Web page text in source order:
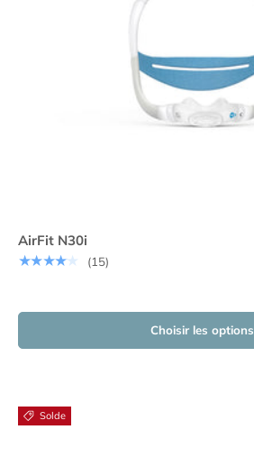
AirFit N30i
★★★★★
(15)
Choisir les options
Solde